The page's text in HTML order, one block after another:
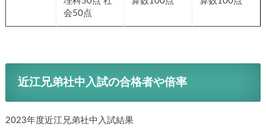
会50点
近江兄弟社中入試の合格者や倍率
2023年度近江兄弟社中入試結果